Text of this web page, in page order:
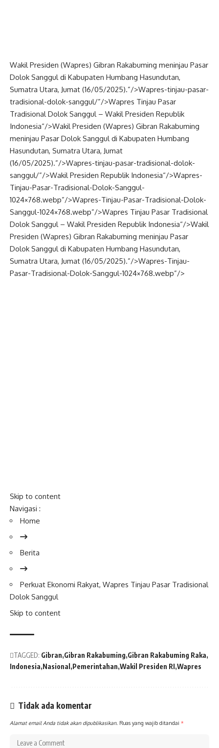
Wakil Presiden (Wapres) Gibran Rakabuming meninjau Pasar
Dolok Sanggul di Kabupaten Humbang Hasundutan,
Sumatra Utara, Jumat (16/05/2025).”/>Wapres-tinjau-pasar-
tradisional-dolok-sanggul/”/>Wapres Tinjau Pasar
Tradisional Dolok Sanggul – Wakil Presiden Republik
Indonesia“/>Wakil Presiden (Wapres) Gibran Rakabuming
meninjau Pasar Dolok Sanggul di Kabupaten Humbang
Hasundutan, Sumatra Utara, Jumat
(16/05/2025).”/>Wapres-tinjau-pasar-tradisional-dolok-
sanggul/”/>Wakil Presiden Republik Indonesia“/>Wapres-
Tinjau-Pasar-Tradisional-Dolok-Sanggul-
1024×768.webp”/>Wapres-Tinjau-Pasar-Tradisional-Dolok-
Sanggul-1024×768.webp”/>Wapres Tinjau Pasar Tradisional
Dolok Sanggul – Wakil Presiden Republik Indonesia“/>Wakil
Presiden (Wapres) Gibran Rakabuming meninjau Pasar
Dolok Sanggul di Kabupaten Humbang Hasundutan,
Sumatra Utara, Jumat (16/05/2025).”/>Wapres-Tinjau-
Pasar-Tradisional-Dolok-Sanggul-1024×768.webp”/>
Skip to content
Navigasi :
Home
Berita
Perkuat Ekonomi Rakyat, Wapres Tinjau Pasar Tradisional
Dolok Sanggul
Skip to content
TAGGED: Gibran Gibran Rakabuming Gibran Rakabuming Raka
Indonesia Nasional Pemerintahan Wakil Presiden RI Wapres
Tidak ada komentar
Alamat email Anda tidak akan dipublikasikan. Ruas yang wajib ditandai *